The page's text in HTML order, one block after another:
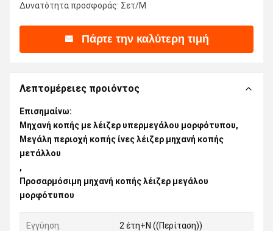
Δυνατότητα προσφοράς: Σετ/Μ
Πάρτε την καλύτερη τιμή
Λεπτομέρειες προιόντος
Επισημαίνω:
Μηχανή κοπής με λέιζερ υπερμεγάλου μορφότυπου,
Μεγάλη περιοχή κοπής ίνες λέιζερ μηχανή κοπής
μετάλλου
,
Προσαρμόσιμη μηχανή κοπής λέιζερ μεγάλου
μορφότυπου
Εγγύηση: 2 έτη+Ν ((Περίταση))